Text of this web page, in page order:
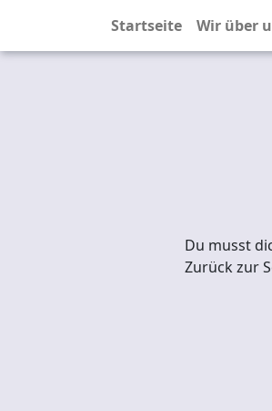
Startseite Wir über
Du musst
Zurück zur